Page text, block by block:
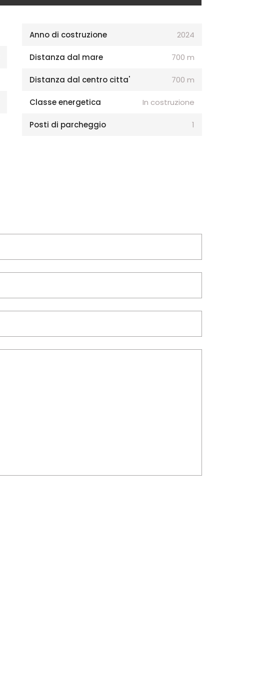
Anno di costruzione 2024
Distanza dal mare 700 m
Distanza dal centro citta' 700 m
Classe energetica In costruzione
Posti di parcheggio 1